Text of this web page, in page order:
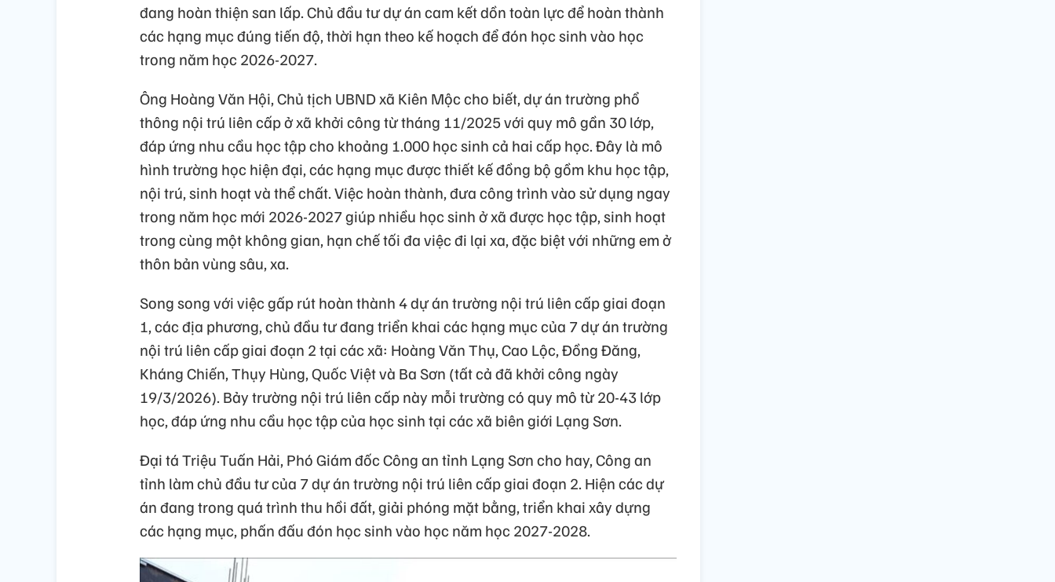
đang hoàn thiện san lấp. Chủ đầu tư dự án cam kết dồn toàn lực để hoàn thành
các hạng mục đúng tiến độ, thời hạn theo kế hoạch để đón học sinh vào học
trong năm học 2026-2027.
Ông Hoàng Văn Hội, Chủ tịch UBND xã Kiên Mộc cho biết, dự án trường phổ
thông nội trú liên cấp ở xã khởi công từ tháng 11/2025 với quy mô gần 30 lớp,
đáp ứng nhu cầu học tập cho khoảng 1.000 học sinh cả hai cấp học. Đây là mô
hình trường học hiện đại, các hạng mục được thiết kế đồng bộ gồm khu học tập,
nội trú, sinh hoạt và thể chất. Việc hoàn thành, đưa công trình vào sử dụng ngay
trong năm học mới 2026-2027 giúp nhiều học sinh ở xã được học tập, sinh hoạt
trong cùng một không gian, hạn chế tối đa việc đi lại xa, đặc biệt với những em ở
thôn bản vùng sâu, xa.
Song song với việc gấp rút hoàn thành 4 dự án trường nội trú liên cấp giai đoạn
1, các địa phương, chủ đầu tư đang triển khai các hạng mục của 7 dự án trường
nội trú liên cấp giai đoạn 2 tại các xã: Hoàng Văn Thụ, Cao Lộc, Đồng Đăng,
Kháng Chiến, Thụy Hùng, Quốc Việt và Ba Sơn (tất cả đã khởi công ngày
19/3/2026). Bảy trường nội trú liên cấp này mỗi trường có quy mô từ 20-43 lớp
học, đáp ứng nhu cầu học tập của học sinh tại các xã biên giới Lạng Sơn.
Đại tá Triệu Tuấn Hải, Phó Giám đốc Công an tỉnh Lạng Sơn cho hay, Công an
tỉnh làm chủ đầu tư của 7 dự án trường nội trú liên cấp giai đoạn 2. Hiện các dự
án đang trong quá trình thu hồi đất, giải phóng mặt bằng, triển khai xây dựng
các hạng mục, phấn đấu đón học sinh vào học năm học 2027-2028.